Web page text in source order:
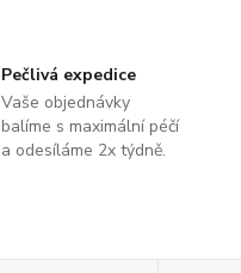
Pečlivá expedice
Vaše objednávky
balíme s maximální péčí
a odesíláme 2x týdně.